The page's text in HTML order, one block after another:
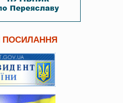
ПОСИЛАННЯ